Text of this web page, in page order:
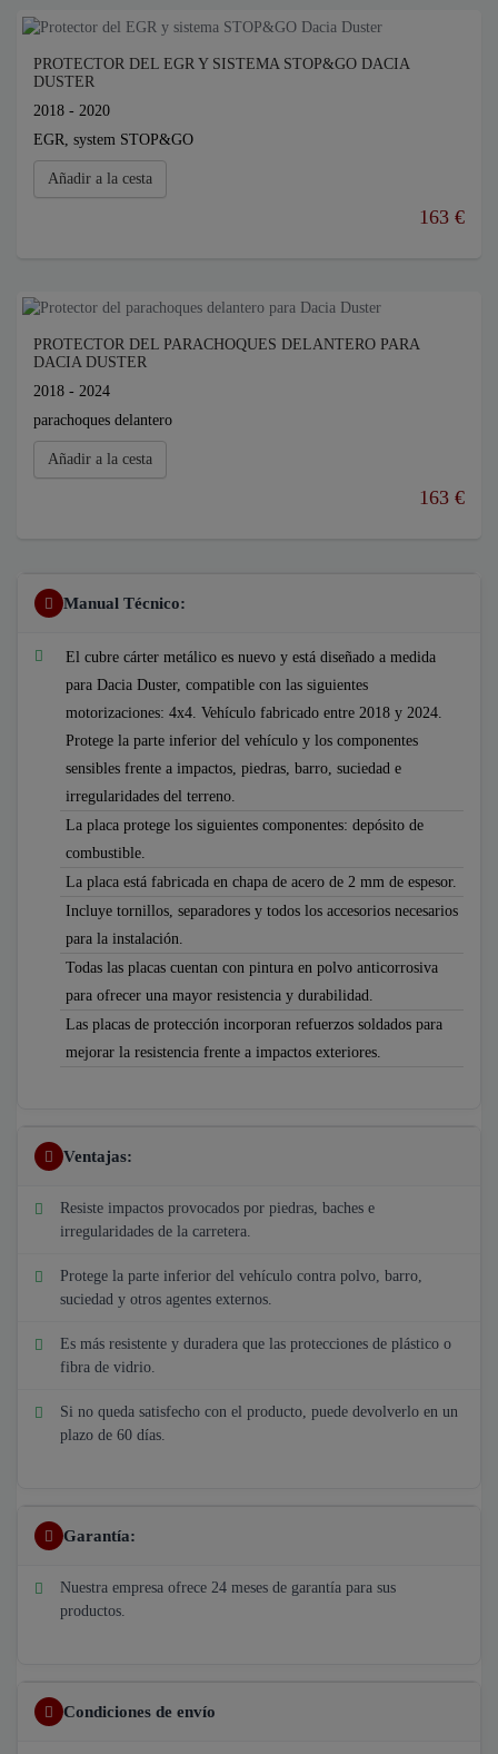
PROTECTOR DEL EGR Y SISTEMA STOP&GO DACIA
DUSTER
2018 - 2020
EGR, system STOP&GO
Añadir a la cesta
163 €
PROTECTOR DEL PARACHOQUES DELANTERO PARA
DACIA DUSTER
2018 - 2024
parachoques delantero
Añadir a la cesta
163 €
Manual Técnico:
El cubre cárter metálico es nuevo y está diseñado a medida
para Dacia Duster, compatible con las siguientes
motorizaciones: 4x4. Vehículo fabricado entre 2018 y 2024.
Protege la parte inferior del vehículo y los componentes
sensibles frente a impactos, piedras, barro, suciedad e
irregularidades del terreno.
La placa protege los siguientes componentes: depósito de
combustible.
La placa está fabricada en chapa de acero de 2 mm de espesor.
Incluye tornillos, separadores y todos los accesorios necesarios
para la instalación.
Todas las placas cuentan con pintura en polvo anticorrosiva
para ofrecer una mayor resistencia y durabilidad.
Las placas de protección incorporan refuerzos soldados para
mejorar la resistencia frente a impactos exteriores.
Ventajas:
Resiste impactos provocados por piedras, baches e
irregularidades de la carretera.
Protege la parte inferior del vehículo contra polvo, barro,
suciedad y otros agentes externos.
Es más resistente y duradera que las protecciones de plástico o
fibra de vidrio.
Si no queda satisfecho con el producto, puede devolverlo en un
plazo de 60 días.
Garantía:
Nuestra empresa ofrece 24 meses de garantía para sus
productos.
Condiciones de envío